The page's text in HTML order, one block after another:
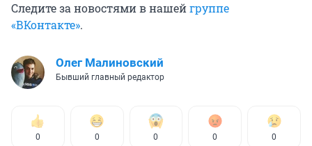
Следите за новостями в нашейгруппе
«ВКонтакте».
Олег Малиновский
Бывший главный редактор
0 0 0 0 0